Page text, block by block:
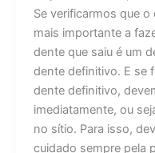
Se verificarmos que
mais importante a
dente que saiu é um
dente definitivo. E se
dente definitivo,
imediatamente, ou
no sítio. Para isso,
cuidado sempre pela